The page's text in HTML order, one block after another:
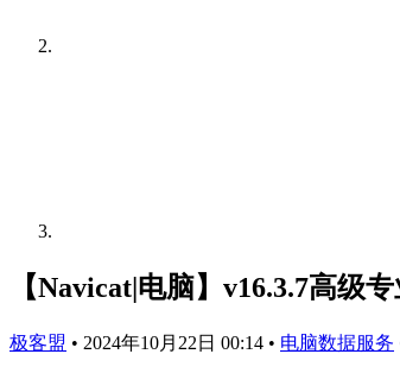
【Navicat|电脑】v16.3.7高级
极客盟 • 2024年10月22日 00:14 • 电脑数据服务